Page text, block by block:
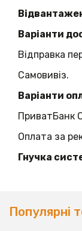
Варіанти
Відправка
Самовивіз.
Варіанти
ПриватБанк
Оплата за
Гнучка
Популярні